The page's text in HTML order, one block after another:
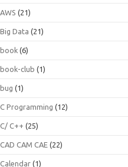
AWS (21)
Big Data (21)
book (6)
book-club (1)
bug (1)
C Programming (12)
C/ C++ (25)
CAD CAM CAE (22)
Calendar (1)